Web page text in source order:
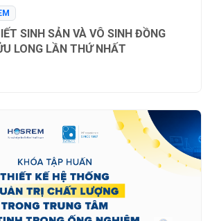
SINH SẢN VÀ VÔ SINH ĐỒNG
LONG LẦN THỨ NHẤT